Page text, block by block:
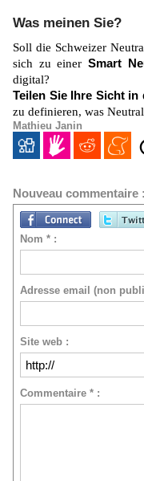
Was meinen Sie?
Soll die Schweizer Neutralität eine starre Tradition bleiben – oder
sich zu einer Smart
digital?
Teilen Sie Ihre Sicht in
zu definieren, was
Mathieu Janin
Nouveau commentaire :
Nom * :
Adresse email (non
Site web :
Commentaire * :